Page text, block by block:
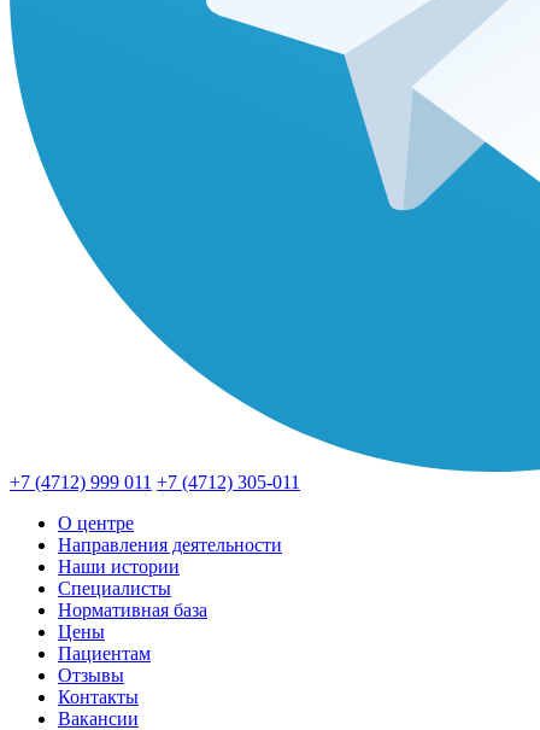
+7 (4712) 999 011 +7 (4712) 305-011
О центре
Направления деятельности
Наши истории
Специалисты
Нормативная база
Цены
Пациентам
Отзывы
Контакты
Вакансии